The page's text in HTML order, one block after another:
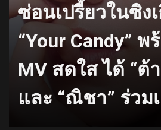
ซ่อนเปรี้ยวในซิง
“Your Candy” พ
MV สดใส ได้ “ต้
และ “ณิชา” ร่วม